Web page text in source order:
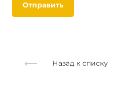
Отправить
Назад к списку